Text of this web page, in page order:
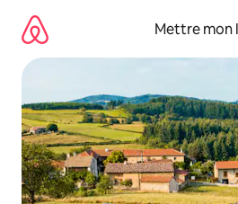
directement
contenu
Mettre mon